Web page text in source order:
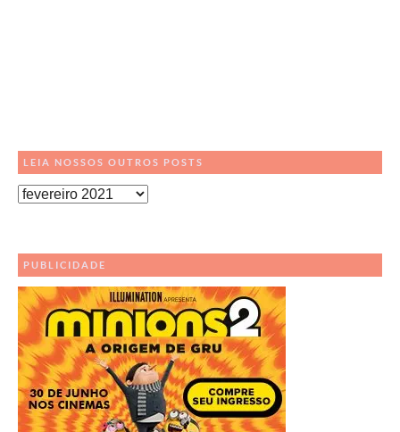
LEIA NOSSOS OUTROS POSTS
Leia
Posts
PUBLICIDADE